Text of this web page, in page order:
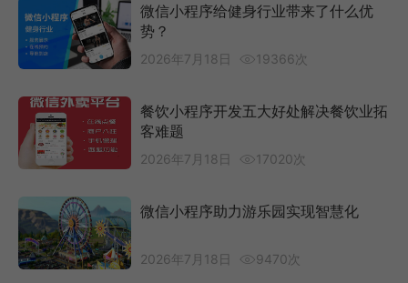
微信小程序给健身行业带来了什么优
势？
2026年7月18日 19366次
餐饮小程序开发五大好处解决餐饮业拓
客难题
2026年7月18日 17020次
微信小程序助力游乐园实现智慧化
2026年7月18日 9470次